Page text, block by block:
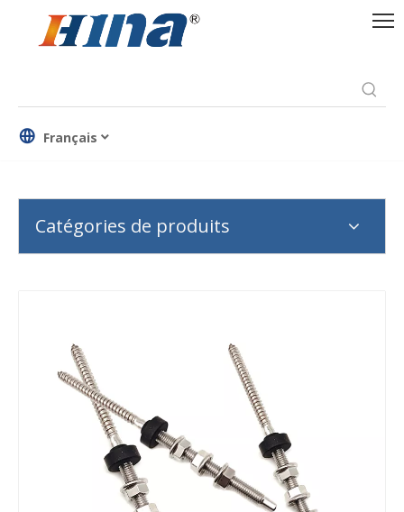
Français
Catégories de produits